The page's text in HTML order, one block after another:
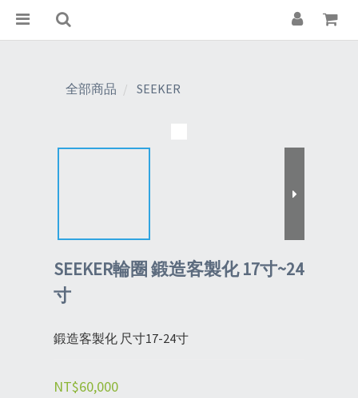
全部商品 SEEKER
SEEKER輪圈 鍛造客製化 17寸~24
寸
鍛造客製化 尺寸17-24寸
NT$60,000